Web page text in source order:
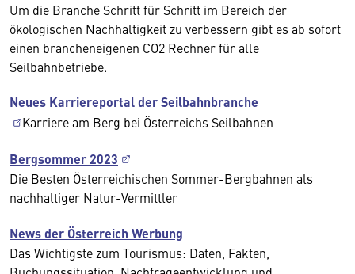
Um die Branche Schritt für Schritt im Bereich der
ökologischen Nachhaltigkeit zu verbessern gibt es ab sofort
einen brancheneigenen CO2 Rechner für alle
Seilbahnbetriebe.
Neues Karriereportal der Seilbahnbranche
Karriere am Berg bei Österreichs Seilbahnen
Bergsommer 2023
Die Besten Österreichischen Sommer-Bergbahnen als
nachhaltiger Natur-Vermittler
News der Österreich Werbung
Das Wichtigste zum Tourismus: Daten, Fakten,